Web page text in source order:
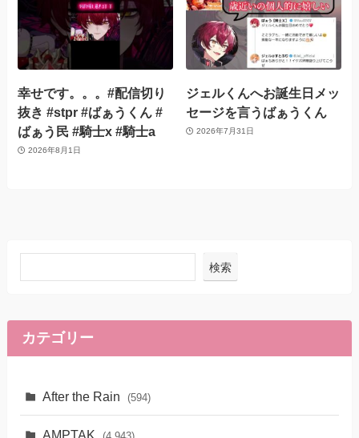
幸せです。。。#配信切り
抜き #stpr #ばぁうくん #
ばぁう民 #騎士x #騎士a
2026年8月1日
ジェルくんへお誕生日メッ
セージを言うばぁうくん
2026年7月31日
検索
カテゴリー
After the Rain (594)
AMPTAK